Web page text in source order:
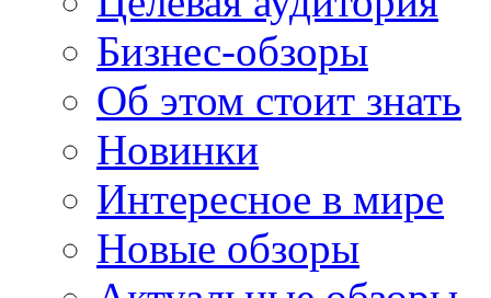
Бизнес-обзоры
Об этом стоит знать
Новинки
Интересное в мире
Новые обзоры